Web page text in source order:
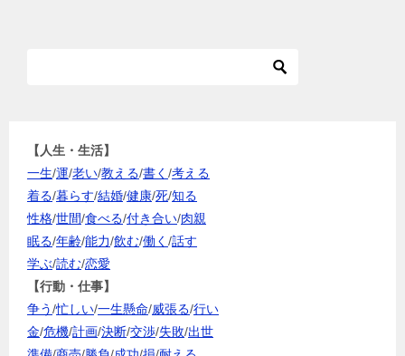
【人生・生活】
一生/運/老い/教える/書く /考える
着る/暮らす/結婚/健康/死/知る
性格/世間/食べる/付き合い/肉親
眠る/年齢/能力/飲む/働く /話す
学ぶ/読む/恋愛
【行動・仕事】
争う/忙しい/一生懸命/威張る/行い
金/危機/計画/決断/交渉/失敗/出世